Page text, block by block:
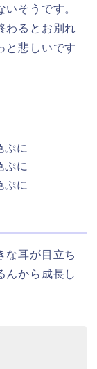
そうです。
わるとお別れ
と悲しいです
ぷに
ぷに
ぷに
な耳が目立ち
んから成長し